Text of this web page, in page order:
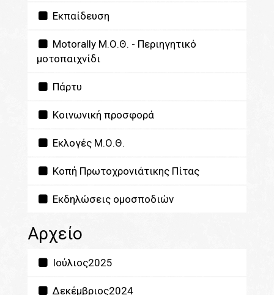
Εκπαίδευση
Motorally Μ.Ο.Θ. - Περιηγητικό
μοτοπαιχνίδι
Πάρτυ
Κοινωνική προσφορά
Εκλογές Μ.Ο.Θ.
Κοπή Πρωτοχρονιάτικης Πίτας
Εκδηλώσεις ομοσποδιών
Αρχείο
Ιούλιος2025
Δεκέμβριος2024